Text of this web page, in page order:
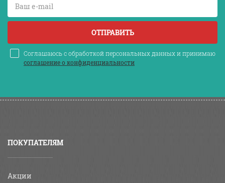
ОТПРАВИТЬ
Соглашаюсь с обработкой персональных данных и принимаю
соглашение о конфиденциальности
ПОКУПАТЕЛЯМ
Акции